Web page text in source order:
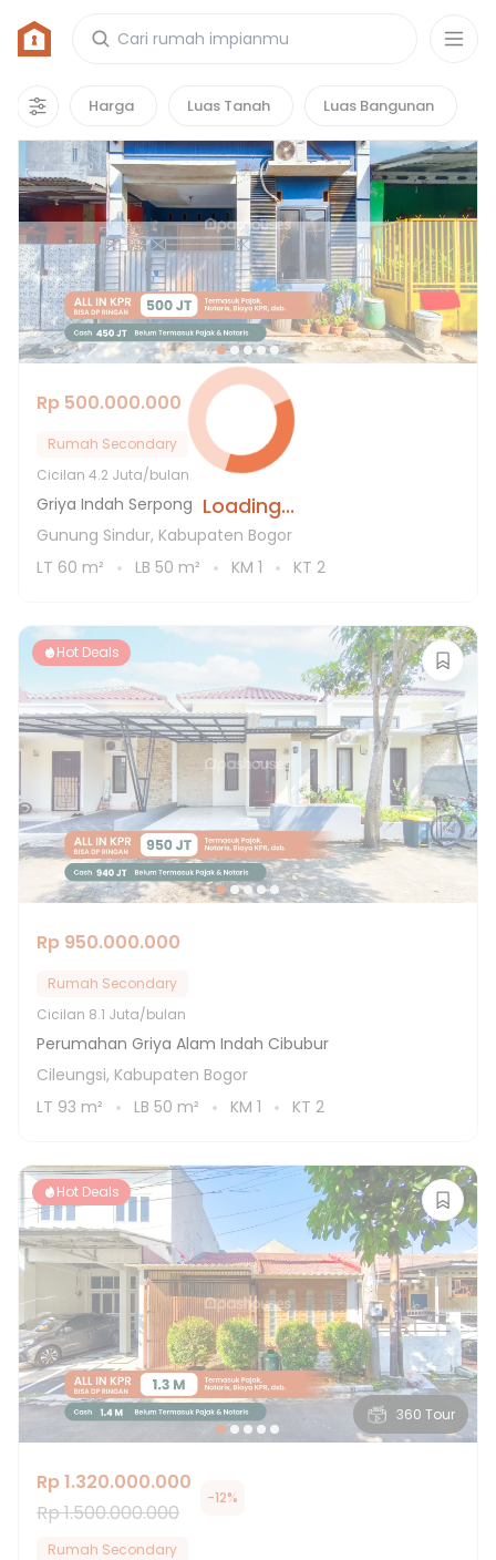
Harga Luas Tanah Luas Bangunan
Loading...
Rumah di Griya Indah Serpong
83properti
Hot Deals
Rp 500.000.000
Rumah Secondary
Cicilan 4.2 Juta/bulan
Griya Indah Serpong
Gunung Sindur, Kabupaten Bogor
LT 60 m² LB 50 m² KM 1 KT 2
Hot Deals
Rp 950.000.000
Rumah Secondary
Cicilan 8.1 Juta/bulan
Perumahan Griya Alam Indah Cibubur
Cileungsi, Kabupaten Bogor
LT 93 m² LB 50 m² KM 1 KT 2
360 Tour
Hot Deals
Rp 1.320.000.000
Rp 1.500.000.000
-12%
Rumah Secondary